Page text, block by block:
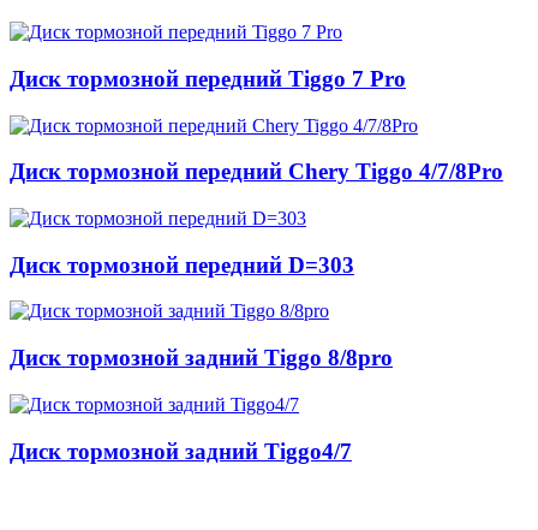
Диск тормозной передний Tiggo 7 Pro
Диск тормозной передний Chery Tiggo 4/7/8Pro
Диск тормозной передний D=303
Диск тормозной задний Tiggo 8/8pro
Диск тормозной задний Tiggo4/7